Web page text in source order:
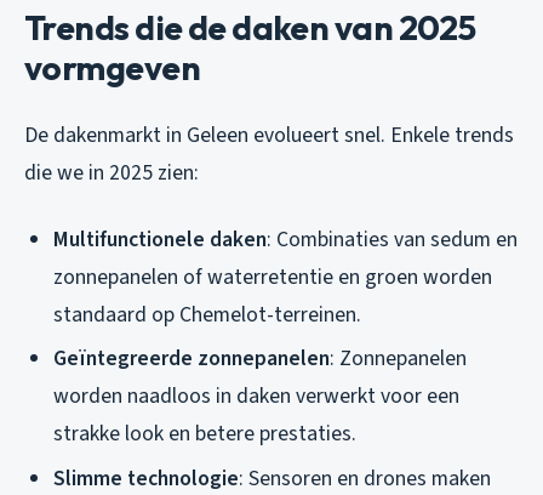
Trends die de daken van 2025
vormgeven
De dakenmarkt in Geleen evolueert snel. Enkele trends
die we in 2025 zien:
Multifunctionele daken: Combinaties van sedum en
zonnepanelen of waterretentie en groen worden
standaard op Chemelot-terreinen.
Geïntegreerde zonnepanelen: Zonnepanelen
worden naadloos in daken verwerkt voor een
strakke look en betere prestaties.
Slimme technologie: Sensoren en drones maken